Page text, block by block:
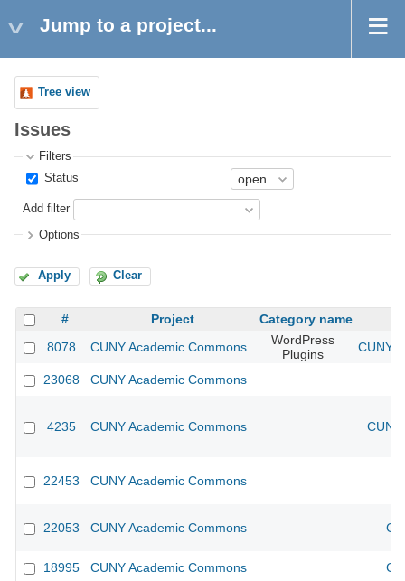
Jump to a project...
Tree view
Issues
Filters
Status
Add filter
Options
Apply Clear
# Project
Category name
8078
CUNY Academic Commons
WordPress
Plugins
CUNY
23068 CUNY Academic Commons
4235 CUNY Academic Commons
22453 CUNY Academic Commons
22053 CUNY Academic Commons
18995 CUNY Academic Commons